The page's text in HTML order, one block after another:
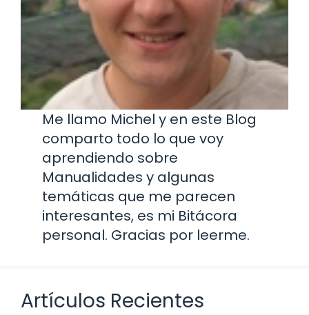
Me llamo Michel y en este Blog
comparto todo lo que voy
aprendiendo sobre
Manualidades y algunas
temáticas que me parecen
interesantes, es mi Bitácora
personal. Gracias por leerme.
Artículos Recientes